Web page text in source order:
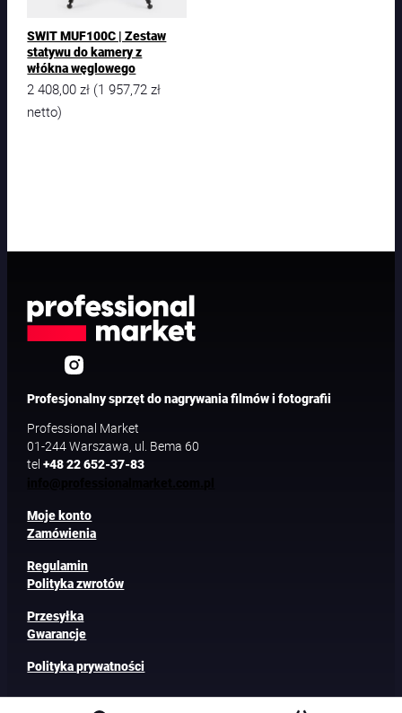
SWIT MUF100C | Zestaw
statywu do kamery z
włókna węglowego
2 408,00zł (1 957,72zł
netto)
Profesjonalny sprzęt do nagrywania filmów i fotografii
Professional Market
01-244 Warszawa, ul. Bema 60
tel+48 22 652-37-83
Moje konto
Zamówienia
Regulamin
Polityka zwrotów
Przesyłka
Gwarancje
Polityka prywatności